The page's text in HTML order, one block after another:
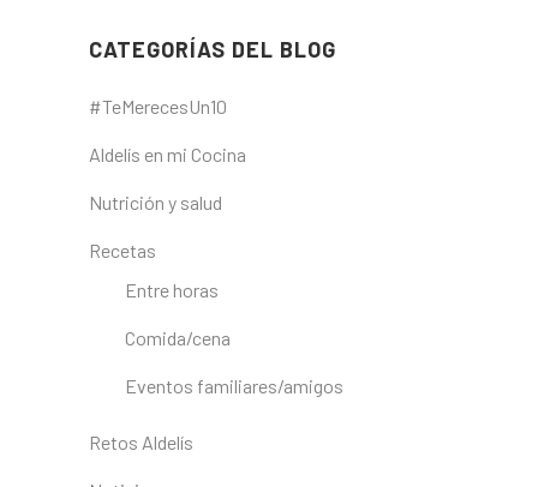
CATEGORÍAS DEL BLOG
#TeMerecesUn10
Aldelís en mi Cocina
Nutrición y salud
Recetas
Entre horas
Comida/cena
Eventos familiares/amigos
Retos Aldelís